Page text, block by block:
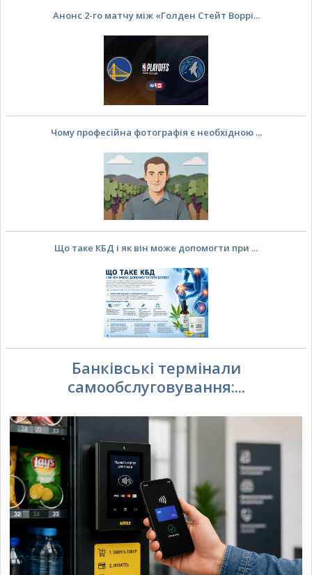
Анонс 2-го матчу між «Голден Стейт Воррі...
Чому професійна фотографія є необхідною ...
Що таке КБД і як він може допомогти при ...
Банківські термінали
самообслуговування:...